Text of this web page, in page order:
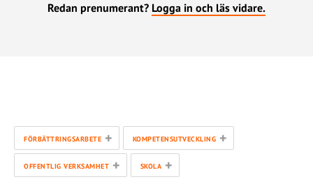
Redan prenumerant? Logga in och läs vidare.
FÖRBÄTTRINGSARBETE + KOMPETENSUTVECKLING +
OFFENTLIG VERKSAMHET + SKOLA +